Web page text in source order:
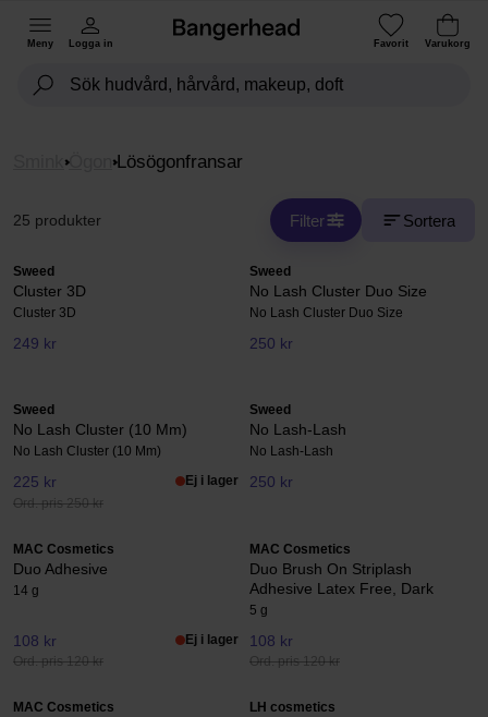
Meny Logga in Favorit Varukorg
Ögon Lösögonfransar
25 produkter Filter Sortera
Sweed
Cluster 3D
Cluster 3D
249 kr
Sweed
No Lash Cluster Duo Size
No Lash Cluster Duo Size
250 kr
Sweed
No Lash Cluster (10 Mm)
No Lash Cluster (10 Mm)
225 kr
Ord. pris 250 kr
Ej i lager
Sweed
No Lash-Lash
No Lash-Lash
250 kr
MAC Cosmetics
Duo Adhesive
14 g
108 kr
Ord. pris 120 kr
Ej i lager
MAC Cosmetics
Duo Brush On Striplash
Adhesive Latex Free, Dark
5 g
108 kr
Ord. pris 120 kr
MAC Cosmetics LH cosmetics